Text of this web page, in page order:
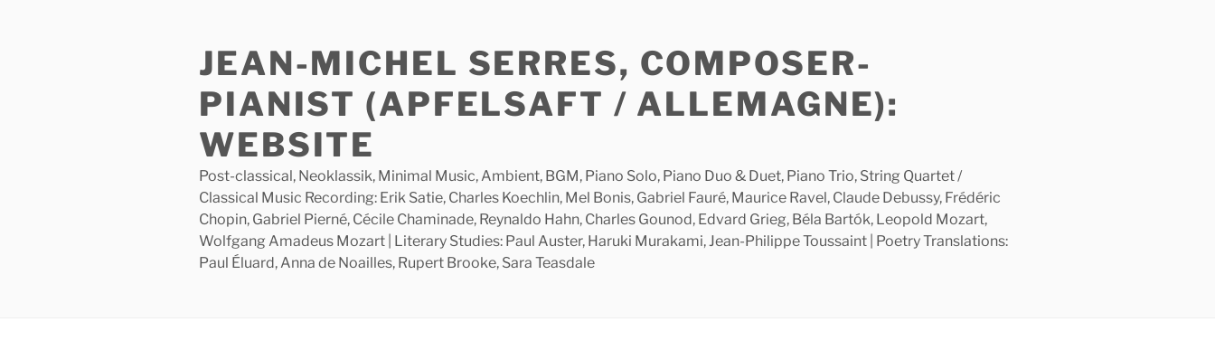
JEAN-MICHEL SERRES, COMPOSER-
PIANIST (APFELSAFT / ALLEMAGNE):
WEBSITE
Post-classical, Neoklassik, Minimal Music, Ambient, BGM, Piano Solo, Piano Duo & Duet, Piano Trio, String Quartet /
Classical Music Recording: Erik Satie, Charles Koechlin, Mel Bonis, Gabriel Fauré, Maurice Ravel, Claude Debussy, Frédéric
Chopin, Gabriel Pierné, Cécile Chaminade, Reynaldo Hahn, Charles Gounod, Edvard Grieg, Béla Bartók, Leopold Mozart,
Wolfgang Amadeus Mozart | Literary Studies: Paul Auster, Haruki Murakami, Jean-Philippe Toussaint | Poetry Translations:
Paul Éluard, Anna de Noailles, Rupert Brooke, Sara Teasdale